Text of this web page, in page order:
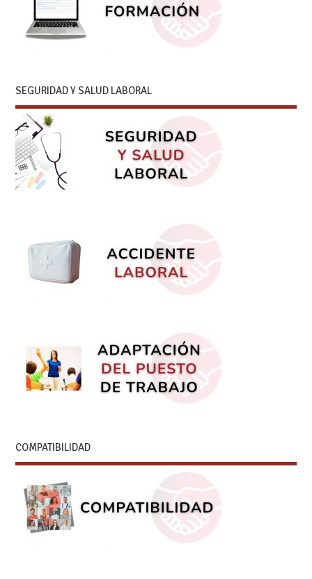
SEGURIDAD Y SALUD LABORAL
COMPATIBILIDAD